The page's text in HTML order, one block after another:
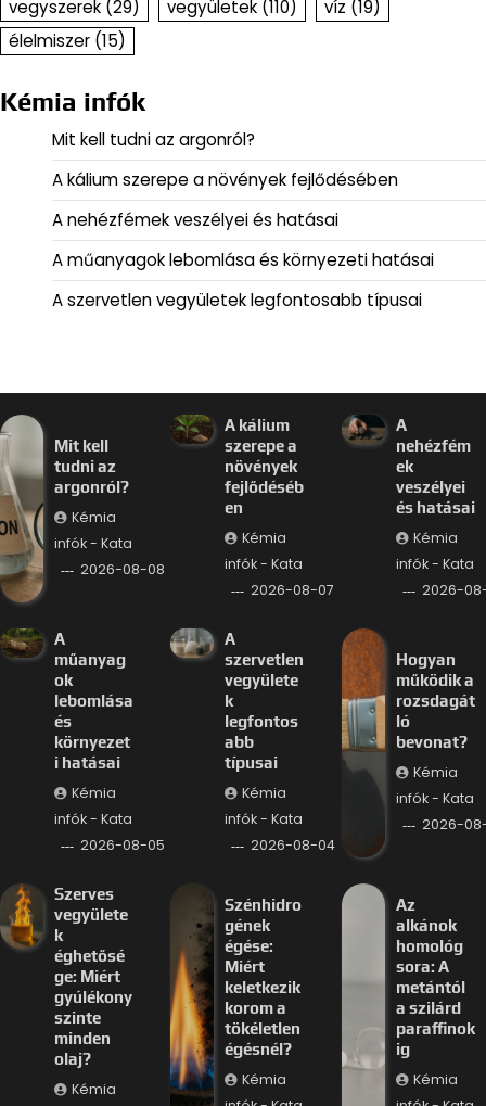
vegyszerek (29) vegyületek (110) víz (19)
élelmiszer (15)
Kémia infók
Mit kell tudni az argonról?
A kálium szerepe a növények fejlődésében
A nehézfémek veszélyei és hatásai
A műanyagok lebomlása és környezeti hatásai
A szervetlen vegyületek legfontosabb típusai
Mit kell
tudni az
argonról?
Kémia
infók - Kata
2026-08-08
A kálium
szerepe a
növények
fejlődéséb
en
Kémia
infók - Kata
2026-08-07
A
nehézfém
ek
veszélyei
és hatásai
Kémia
infók - Kata
2026-
A
műanyag
ok
lebomlása
és
környezet
i hatásai
Kémia
infók - Kata
2026-08-05
A
szervetlen
vegyülete
k
legfontos
abb
típusai
Kémia
infók - Kata
2026-08-04
Hogyan
működik a
rozsdagát
ló
bevonat?
Kémia
infók - Kata
2026-
Szerves
vegyülete
k
éghetősé
ge: Miért
gyúlékony
szinte
minden
olaj?
Kémia
Szénhidro
gének
égése:
Miért
keletkezik
korom a
tökéletlen
égésnél?
Kémia
Az
alkánok
homológ
sora: A
metántól
a szilárd
paraffinok
ig
Kémia